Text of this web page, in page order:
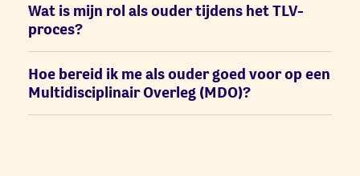
Wat is mijn rol als ouder tijdens het TLV-
proces?
Hoe bereid ik me als ouder goed voor op een
Multidisciplinair Overleg (MDO)?